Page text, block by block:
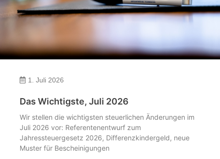
1. Juli 2026
Das Wichtigste, Juli 2026
Wir stellen die wichtigsten steuerlichen Änderungen im
Juli 2026 vor: Referentenentwurf zum
Jahressteuergesetz 2026, Differenzkindergeld, neue
Muster für Bescheinigungen